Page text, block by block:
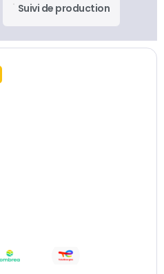
Suivi de production